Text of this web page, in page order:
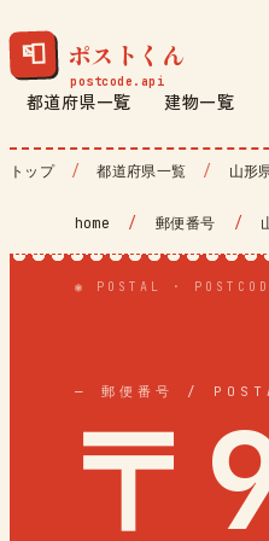
📮 ポストくん
都道府県一覧 建物一覧
トップ 都道府県一覧 山形
home / 郵便番号 /
◉ POSTAL ·
— 郵便番号 /
〒